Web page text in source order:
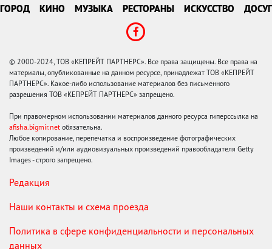
ГОРОД КИНО МУЗЫКА РЕСТОРАНЫ ИСКУССТВО ДОСУГ
© 2000-2024, ТОВ «КЕПРЕЙТ ПАРТНЕРС». Все права защищены. Все права на
материалы, опубликованные на данном ресурсе, принадлежат ТОВ «КЕПРЕЙТ
ПАРТНЕРС». Какое-либо использование материалов без письменного
разрешения ТОВ «КЕПРЕЙТ ПАРТНЕРС» запрещено.
При правомерном использовании материалов данного ресурса гиперссылка на
afisha.bigmir.net обязательна.
Любое копирование, перепечатка и воспроизведение фотографических
произведений и/или аудиовизуальных произведений правообладателя Getty
Images - строго запрещено.
Редакция
Наши контакты и схема проезда
Политика в сфере конфиденциальности и персональных
данных